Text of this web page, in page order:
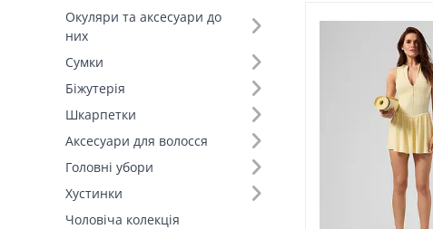
Окуляри та аксесуари до
них
Сумки
Біжутерія
Шкарпетки
Аксесуари для волосся
Головні убори
Хустинки
Чоловіча колекція
Ціна
SALE
Тип виробу (40)
Основний колір (16)
Розмір (19)